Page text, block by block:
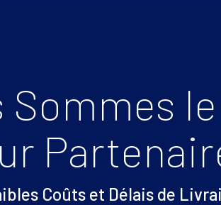
Sommes le
Coûts et Délais de